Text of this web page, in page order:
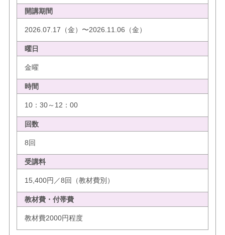
開講期間
2026.07.17（金）〜2026.11.06（金）
曜日
金曜
時間
10：30～12：00
回数
8回
受講料
15,400円／8回（教材費別）
教材費・付帯費
教材費2000円程度